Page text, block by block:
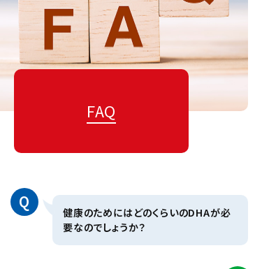
FAQ
Q
健康のためにはどのくらいのDHAが必
要なのでしょうか？